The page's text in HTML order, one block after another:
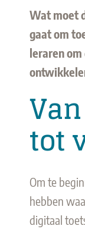
Wat moet
gaat om
leraren
tot
Om te
hebben
digitaal